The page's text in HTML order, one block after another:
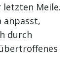
Meile.
anpasst,
durch